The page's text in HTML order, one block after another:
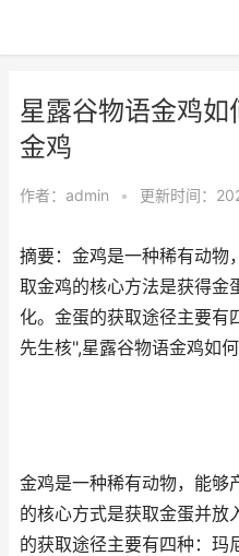
星露谷物语金鸡
金鸡
作者： admin • 更新时间：
摘要：金鸡是一种稀有动物
取金鸡的核心方法是获得金
化。金蛋的获取途径主要有
先生核",星露谷物语金鸡如
金鸡是一种稀有动物，能够
的核心方式是获取金蛋并放
的获取途径主要有四种：玛